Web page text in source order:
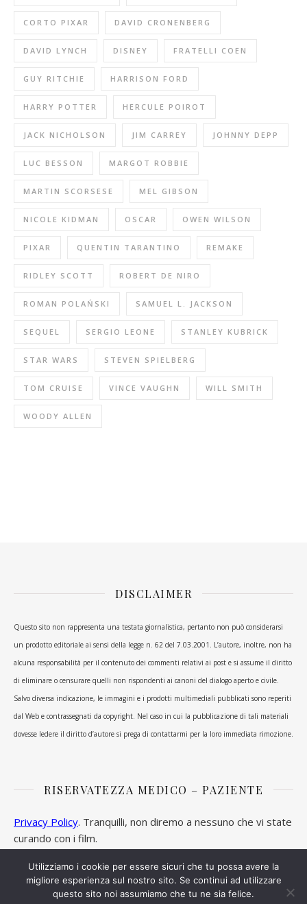
CORTO PIXAR DAVID CRONENBERG
DAVID LYNCH DISNEY FRATELLI COEN
GUY RITCHIE HARRISON FORD
HARRY POTTER HERCULE POIROT
JACK NICHOLSON JIM CARREY JOHNNY DEPP
LUC BESSON MARGOT ROBBIE
MARTIN SCORSESE MEL GIBSON
NICOLE KIDMAN OSCAR OWEN WILSON
PIXAR QUENTIN TARANTINO REMAKE
RIDLEY SCOTT ROBERT DE NIRO
ROMAN POLAŃSKI SAMUEL L. JACKSON
SEQUEL SERGIO LEONE STANLEY KUBRICK
STAR WARS STEVEN SPIELBERG
TOM CRUISE VINCE VAUGHN WILL SMITH
WOODY ALLEN
DISCLAIMER
Questo sito non rappresenta una testata giornalistica, pertanto non può considerarsi
un prodotto editoriale ai sensi della legge n. 62 del 7.03.2001. L’autore, inoltre, non ha
alcuna responsabilità per il contenuto dei commenti relativi ai post e si assume il diritto
di eliminare o censurare quelli non rispondenti ai canoni del dialogo aperto e civile.
Salvo diversa indicazione, le immagini e i prodotti multimediali pubblicati sono reperiti
dal Web e contrassegnati da copyright. Nel caso in cui la pubblicazione di tali materiali
dovesse ledere il diritto d’autore si prega di contattarmi per la loro immediata rimozione.
RISERVATEZZA MEDICO – PAZIENTE
Privacy Policy. Tranquilli, non diremo a nessuno che vi state
curando con i film.
Utilizziamo i cookie per essere sicuri che tu possa avere la
migliore esperienza sul nostro sito. Se continui ad utilizzare
questo sito noi assumiamo che tu ne sia felice.